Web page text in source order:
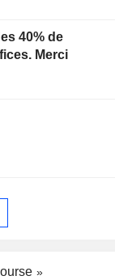
40% de
Merci